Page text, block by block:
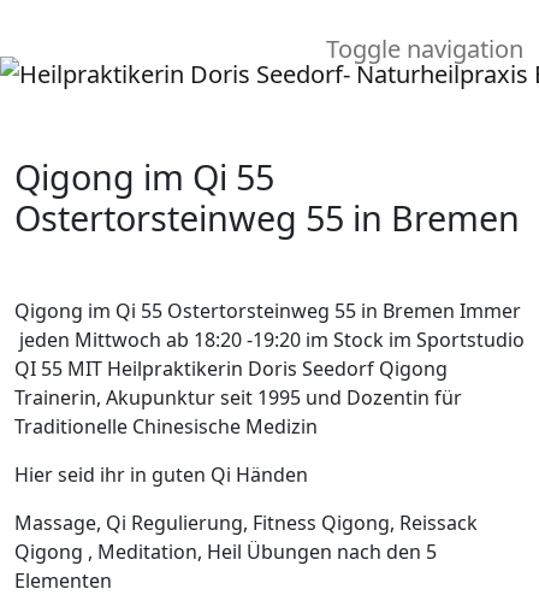
Toggle navigation
Qigong im Qi 55
Ostertorsteinweg 55 in Bremen
Qigong im Qi 55 Ostertorsteinweg 55 in Bremen Immer
jeden Mittwoch ab 18:20 -19:20 im Stock im Sportstudio
QI 55 MIT Heilpraktikerin Doris Seedorf Qigong
Trainerin, Akupunktur seit 1995 und Dozentin für
Traditionelle Chinesische Medizin
Hier seid ihr in guten Qi Händen
Massage, Qi Regulierung, Fitness Qigong, Reissack
Qigong , Meditation, Heil Übungen nach den 5
Elementen